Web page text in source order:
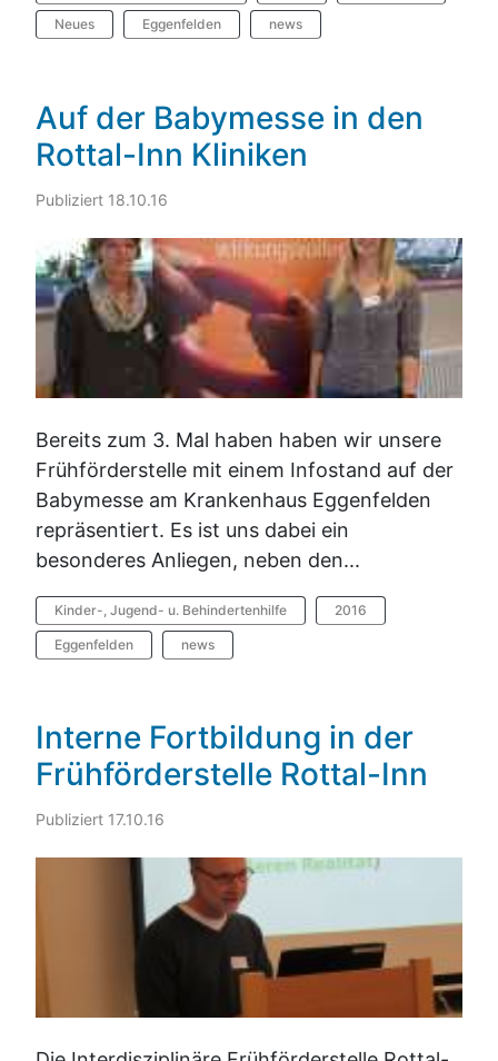
Neues Eggenfelden news
Auf der Babymesse in den
Rottal-Inn Kliniken
Publiziert 18.10.16
Bereits zum 3. Mal haben haben wir unsere
Frühförderstelle mit einem Infostand auf der
Babymesse am Krankenhaus Eggenfelden
repräsentiert. Es ist uns dabei ein
besonderes Anliegen, neben den...
Kinder-, Jugend- u. Behindertenhilfe 2016
Eggenfelden news
Interne Fortbildung in der
Frühförderstelle Rottal-Inn
Publiziert 17.10.16